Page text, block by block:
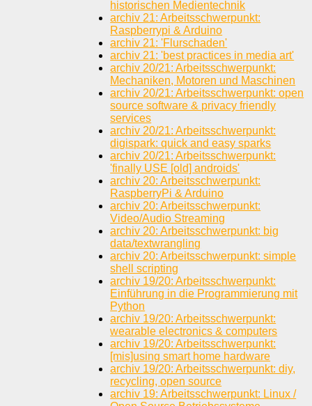
historischen Medientechnik
archiv 21: Arbeitsschwerpunkt:
Raspberrypi & Arduino
archiv 21: 'Flurschaden'
archiv 21: 'best practices in media art'
archiv 20/21: Arbeitsschwerpunkt:
Mechaniken, Motoren und Maschinen
archiv 20/21: Arbeitsschwerpunkt: open
source software & privacy friendly
services
archiv 20/21: Arbeitsschwerpunkt:
digispark: quick and easy sparks
archiv 20/21: Arbeitsschwerpunkt:
'finally USE [old] androids'
archiv 20: Arbeitsschwerpunkt:
RaspberryPi & Arduino
archiv 20: Arbeitsschwerpunkt:
Video/Audio Streaming
archiv 20: Arbeitsschwerpunkt: big
data/textwrangling
archiv 20: Arbeitsschwerpunkt: simple
shell scripting
archiv 19/20: Arbeitsschwerpunkt:
Einführung in die Programmierung mit
Python
archiv 19/20: Arbeitsschwerpunkt:
wearable electronics & computers
archiv 19/20: Arbeitsschwerpunkt:
[mis]using smart home hardware
archiv 19/20: Arbeitsschwerpunkt: diy,
recycling, open source
archiv 19: Arbeitsschwerpunkt: Linux /